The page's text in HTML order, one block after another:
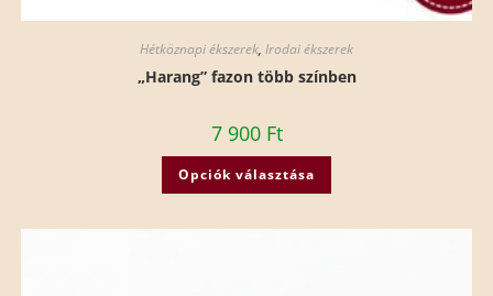
Hétköznapi ékszerek, Irodai ékszerek
„Harang” fazon több színben
7 900 Ft
Opciók választása